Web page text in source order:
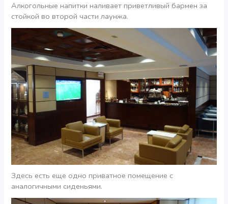
Алкогольные напитки наливает приветливый бармен за
стойкой во второй части лаунжа.
Здесь есть еще одно приватное помещение с
аналогичными сиденьями.